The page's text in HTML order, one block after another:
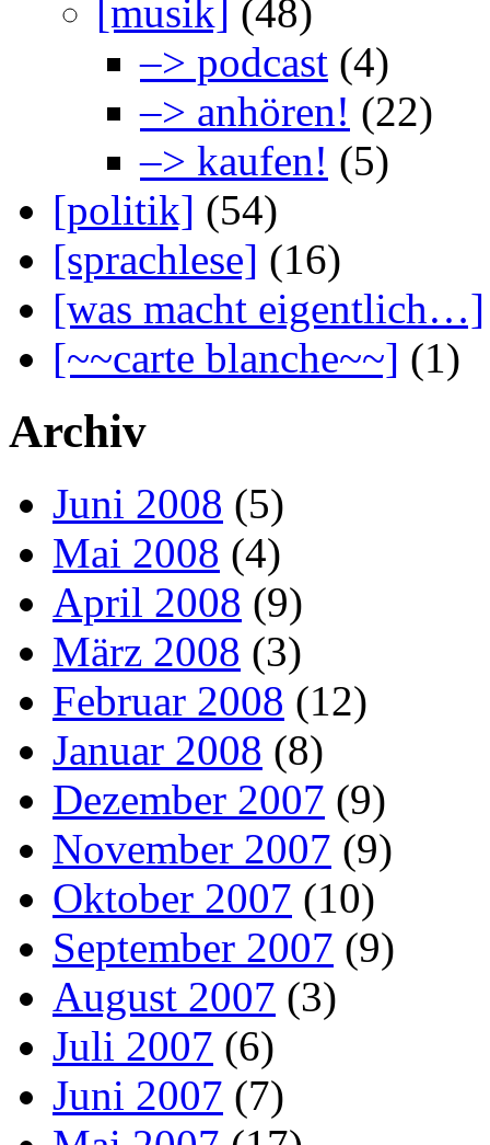
[musik] (48)
–> podcast (4)
–> anhören! (22)
–> kaufen! (5)
[politik] (54)
[sprachlese] (16)
[was macht eigentlich…]
[~~carte blanche~~] (1)
Archiv
Juni 2008 (5)
Mai 2008 (4)
April 2008 (9)
März 2008 (3)
Februar 2008 (12)
Januar 2008 (8)
Dezember 2007 (9)
November 2007 (9)
Oktober 2007 (10)
September 2007 (9)
August 2007 (3)
Juli 2007 (6)
Juni 2007 (7)